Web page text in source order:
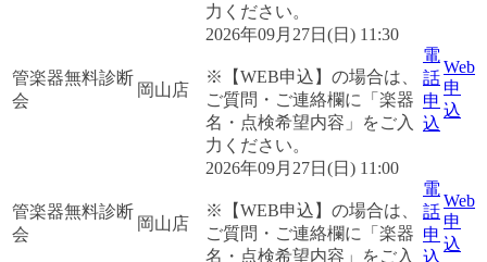
力ください。
管楽器無料診断
会
岡山店
2026年09月27日(日) 11:30
※【WEB申込】の場合は、
ご質問・ご連絡欄に「楽器
名・点検希望内容」をご入
力ください。
電
話
申
込
Web
申
込
管楽器無料診断
会
岡山店
2026年09月27日(日) 11:00
※【WEB申込】の場合は、
ご質問・ご連絡欄に「楽器
名・点検希望内容」をご入
電
話
申
込
Web
申
込